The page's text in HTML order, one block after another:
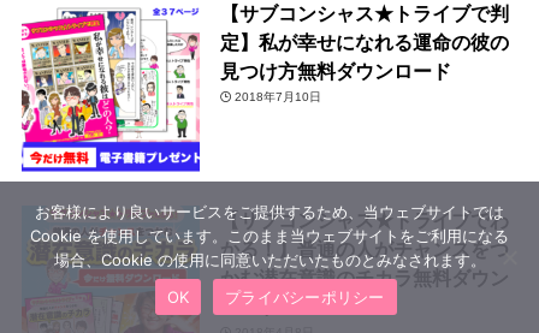
【サブコンシャス★トライブで判
定】私が幸せになれる運命の彼の
見つけ方無料ダウンロード
2018年7月10日
【サブコンシャス★トライブでわ
かる！】普通の人がチャンスをつ
かむ潜在意識のチカラ無料ダウン
ロード
お客様により良いサービスをご提供するため、当ウェブサイトでは
Cookie を使用しています。このまま当ウェブサイトをご利用になる
場合、Cookie の使用に同意いただいたものとみなされます。
OK
プライバシーポリシー